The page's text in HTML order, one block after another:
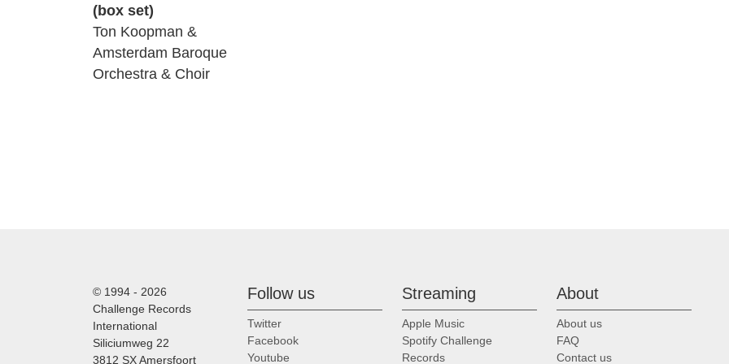
01.
02. Mache dich, mein Geist, bereit' BWV 115: Aria (Alto): Ach, schläfrige Seele, wie?
03. Mache dich, mein Geist, bereit BWV 115: Recitative (Bass): Gott, so fur deine Seele wacht
10. 'Herr Jesu Christ, du höchstes Gut' BWV 113: Chorale and Recitative (Bass): 'Jedoch dein
11. 'Herr Jesu Christ, du höchstes Gut' BWV 113: Aria (Tenor): 'Jesus nimmt die Sünder an'
(box set)
Ton Koopman &
Amsterdam Baroque
Orchestra & Choir
© 1994 - 2026
Challenge Records
International
Siliciumweg 22
3812 SX Amersfoort
Follow us
Twitter
Facebook
Youtube
Streaming
Apple Music
Spotify Challenge
Records
About
About us
FAQ
Contact us